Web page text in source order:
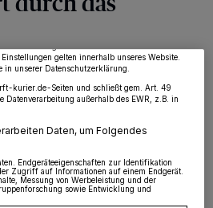
und Flamme waren die
Gustorf als sie von der
Hoffnung“ 2020 erfuhren.
auf dem Fuße. Nun soll heute,
durch das Doppeldorf
sind, sind manche Inhalte und Anzeigen
für Sie. Sie können dieses Menü jederzeit
zu ändern oder Ihre Einwilligung zu
Einstellungen oder Ablehnen am unteren
gelten innerhalb unseres Website.
in unserer Datenschutzerklärung.
kurier.de-Seiten und schließt gem. Art. 49
Datenverarbeitung außerhalb des EWR, z.B. in
Daten, um Folgendes
Endgeräteeigenschaften zur Identifikation
Zugriff auf Informationen auf einem Endgerät.
Messung von Werbeleistung und der
sowie Entwicklung und